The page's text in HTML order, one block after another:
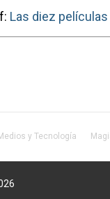
Las diez
y Tecnología